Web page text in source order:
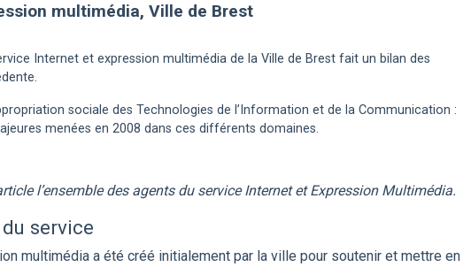
multimédia, Ville de Brest
Internet et expression multimédia de la Ville de Brest fait un bilan des
sociale des Technologies de l’Information et de la Communication :
menées en 2008 dans ces différents domaines.
l’ensemble des agents du service Internet et Expression Multimédia.
service
multimédia a été créé initialement par la ville pour soutenir et mettre en